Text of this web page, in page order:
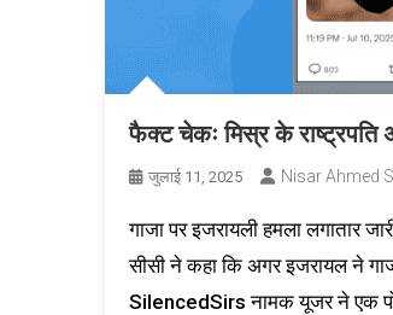
फैक्ट चेकः मिस्र के राष्ट्रपति
जुलाई 11, 2025 Nisar Ahmed
गाजा पर इजरायली हमला लगातार
सीसी ने कहा कि अगर इजरायल ने
SilencedSirs नामक यूजर ने एक